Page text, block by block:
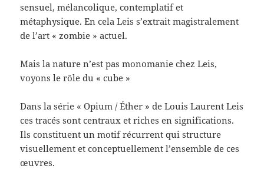
sensuel, mélancolique, contemplatif et
métaphysique. En cela Leis s’extrait magistralement
de l’art « zombie » actuel.
Mais la nature n’est pas monomanie chez Leis,
voyons le rôle du « cube »
Dans la série « Opium / Éther » de Louis Laurent Leis
ces tracés sont centraux et riches en significations.
Ils constituent un motif récurrent qui structure
visuellement et conceptuellement l’ensemble de ces
œuvres.